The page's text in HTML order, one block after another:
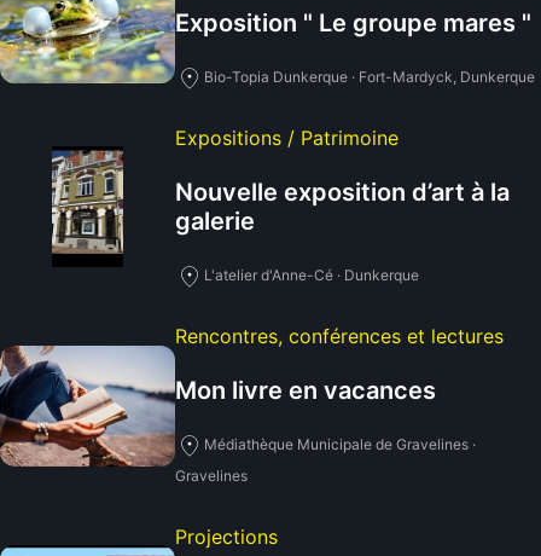
Exposition " Le groupe mares "
Bio-Topia Dunkerque · Fort-Mardyck, Dunkerque
Expositions / Patrimoine
Nouvelle exposition d’art à la
galerie
L'atelier d'Anne-Cé · Dunkerque
Rencontres, conférences et lectures
Mon livre en vacances
Médiathèque Municipale de Gravelines ·
Gravelines
Projections